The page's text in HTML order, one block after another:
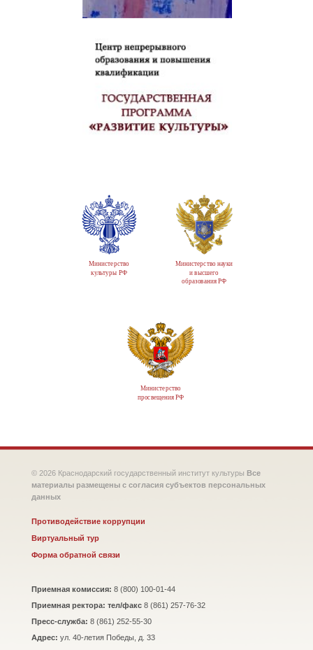
Министерство
культуры РФ
Министерство науки
и высшего
образования РФ
Министерство
просвещения РФ
© 2026 Краснодарский государственный институт культуры Все
материалы размещены с согласия субъектов персональных
данных
Противодействие коррупции
Виртуальный тур
Форма обратной связи
Приемная комиссия: 8 (800) 100-01-44
Приемная ректора: тел/факс 8 (861) 257-76-32
Пресс-служба: 8 (861) 252-55-30
Адрес: ул. 40-летия Победы, д. 33